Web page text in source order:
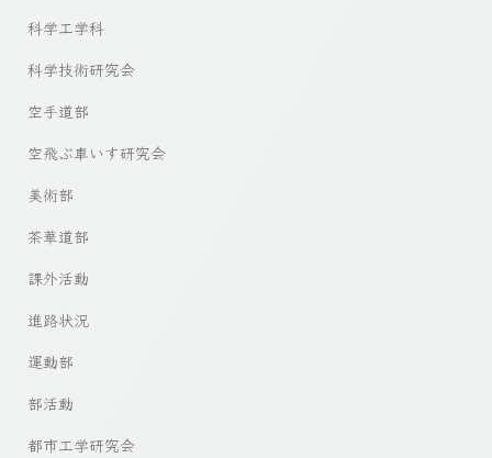
科学工学科
科学技術研究会
空手道部
空飛ぶ車いす研究会
美術部
茶華道部
課外活動
進路状況
運動部
部活動
都市工学研究会